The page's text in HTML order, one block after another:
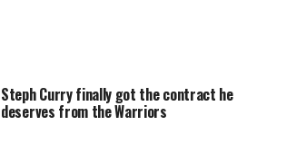
Steph Curry finally got the contract he
deserves from the Warriors